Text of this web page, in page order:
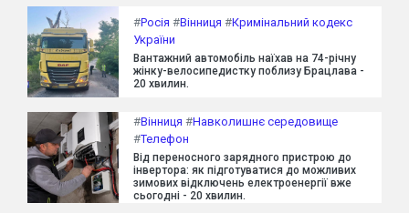
#Росія #Вінниця #Кримінальний кодекс
України
Вантажний автомобіль наїхав на 74-річну
жінку-велосипедистку поблизу Брацлава -
20 хвилин.
#Вінниця #Навколишнє середовище
#Телефон
Від переносного зарядного пристрою до
інвертора: як підготуватися до можливих
зимових відключень електроенергії вже
сьогодні - 20 хвилин.